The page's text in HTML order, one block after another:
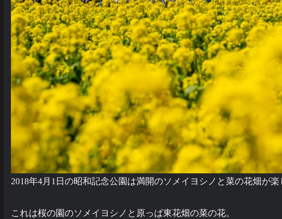
2018年4月1日の昭和記念公園は満開のソメイヨシノと菜の花畑が楽
これは桜の園のソメイヨシノと原っぱ東花畑の菜の花。